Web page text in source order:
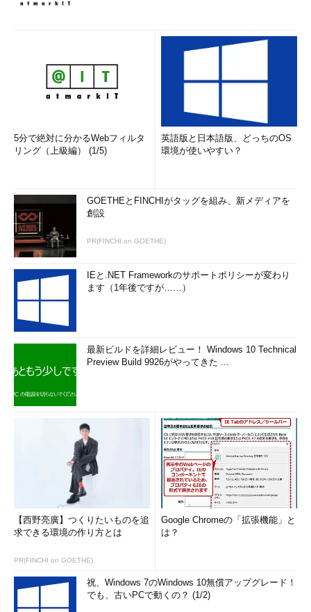
5分で絶対に分かるWebフィルタ
リング（上級編） (1/5)
英語版と日本語版、どっちのOS
環境が使いやすい？
GOETHEとFINCHIがタッグを組み、新メディアを
創設
PR(FINCHI on GOETHE)
IEと.NET Frameworkのサポートポリシーが変わり
ます（1年後ですが……）
最新ビルドを詳細レビュー！ Windows 10 Technical
Preview Build 9926がやってきた ...
【西野亮廣】つくりたいものを追
求できる環境の作り方とは
PR(FINCHI on GOETHE)
Google Chromeの「拡張機能」と
は？
祝、Windows 7のWindows 10無償アップグレード！
でも、古いPCで動くの？ (1/2)